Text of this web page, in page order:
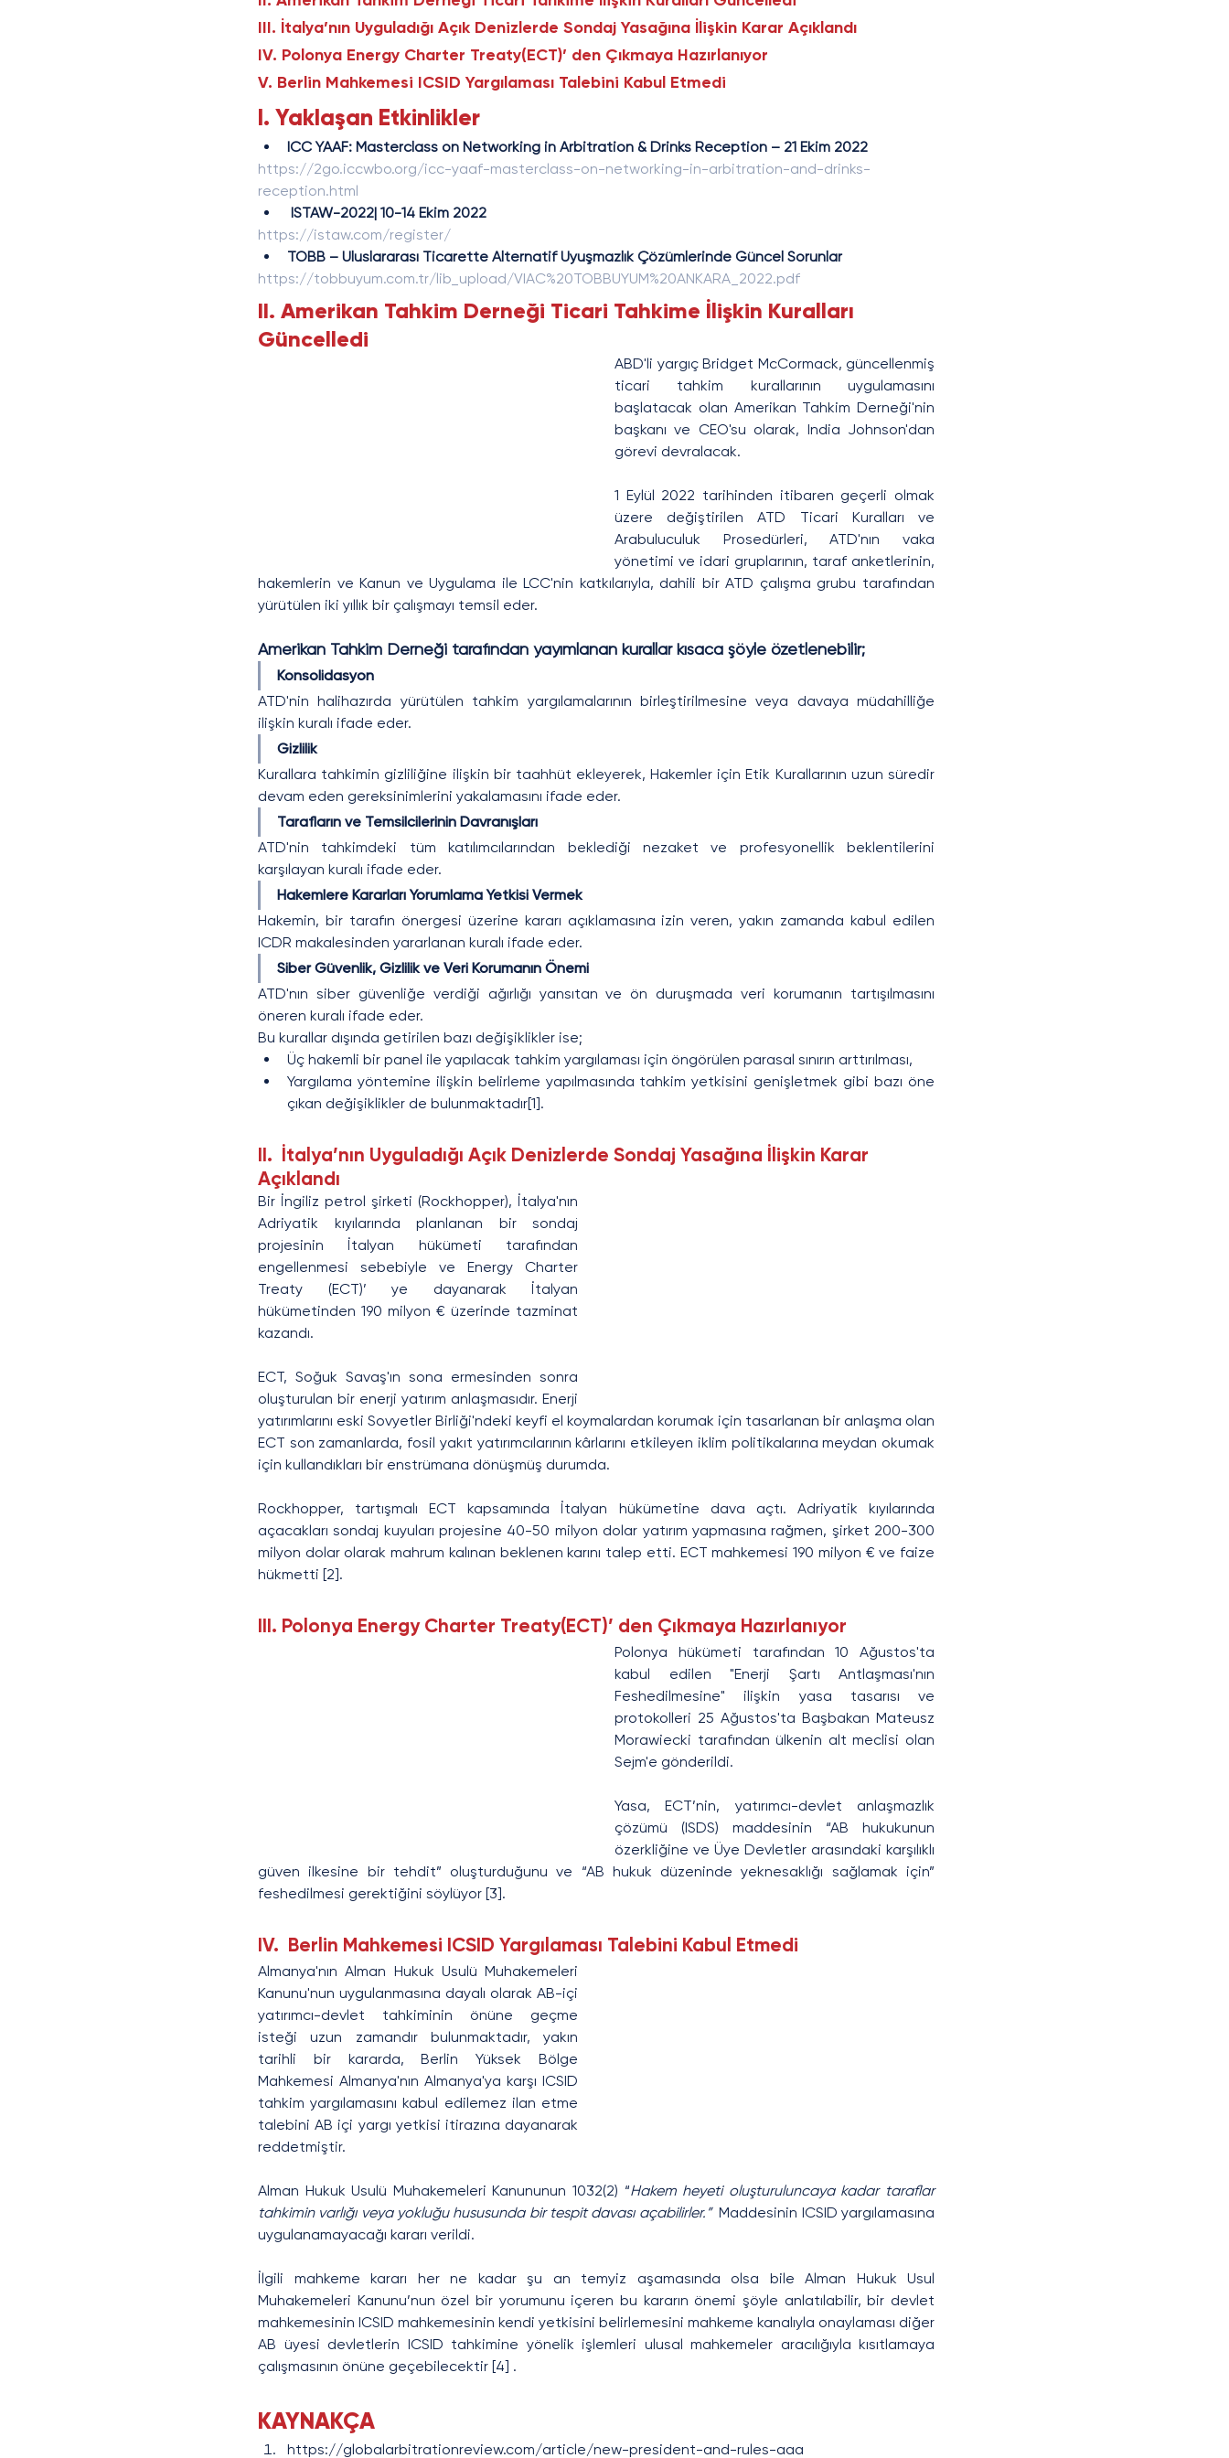
III. İtalya’nın Uyguladığı Açık Denizlerde Sondaj Yasağına İlişkin Karar Açıklandı
IV. Polonya Energy Charter Treaty(ECT)’ den Çıkmaya Hazırlanıyor
V. Berlin Mahkemesi ICSID Yargılaması Talebini Kabul Etmedi
I. Yaklaşan Etkinlikler
ICC YAAF: Masterclass on Networking in Arbitration & Drinks Reception – 21 Ekim 2022
https://2go.iccwbo.org/icc-yaaf-masterclass-on-networking-in-arbitration-and-drinks-
reception.html
ISTAW-2022| 10-14 Ekim 2022
https://istaw.com/register/
TOBB – Uluslararası Ticarette Alternatif Uyuşmazlık Çözümlerinde Güncel Sorunlar
https://tobbuyum.com.tr/lib_upload/VIAC%20TOBBUYUM%20ANKARA_2022.pdf
II. Amerikan Tahkim Derneği Ticari Tahkime İlişkin Kuralları
Güncelledi
ABD'li yargıç Bridget McCormack, güncellenmiş
ticari tahkim kurallarının uygulamasını
başlatacak olan Amerikan Tahkim Derneği'nin
başkanı ve CEO'su olarak, India Johnson'dan
görevi devralacak.
1 Eylül 2022 tarihinden itibaren geçerli olmak
üzere değiştirilen ATD Ticari Kuralları ve
Arabuluculuk Prosedürleri, ATD'nın vaka
yönetimi ve idari gruplarının, taraf anketlerinin,
hakemlerin ve Kanun ve Uygulama ile LCC'nin katkılarıyla, dahili bir ATD çalışma grubu tarafından
yürütülen iki yıllık bir çalışmayı temsil eder.
Amerikan Tahkim Derneği tarafından yayımlanan kurallar kısaca şöyle özetlenebilir;
Konsolidasyon
ATD'nin halihazırda yürütülen tahkim yargılamalarının birleştirilmesine veya davaya müdahilliğe
ilişkin kuralı ifade eder.
Gizlilik
Kurallara tahkimin gizliliğine ilişkin bir taahhüt ekleyerek, Hakemler için Etik Kurallarının uzun süredir
devam eden gereksinimlerini yakalamasını ifade eder.
Tarafların ve Temsilcilerinin Davranışları
ATD'nin tahkimdeki tüm katılımcılarından beklediği nezaket ve profesyonellik beklentilerini
karşılayan kuralı ifade eder.
Hakemlere Kararları Yorumlama Yetkisi Vermek
Hakemin, bir tarafın önergesi üzerine kararı açıklamasına izin veren, yakın zamanda kabul edilen
ICDR makalesinden yararlanan kuralı ifade eder.
Siber Güvenlik, Gizlilik ve Veri Korumanın Önemi
ATD'nın siber güvenliğe verdiği ağırlığı yansıtan ve ön duruşmada veri korumanın tartışılmasını
öneren kuralı ifade eder.
Bu kurallar dışında getirilen bazı değişiklikler ise;
Üç hakemli bir panel ile yapılacak tahkim yargılaması için öngörülen parasal sınırın arttırılması,
Yargılama yöntemine ilişkin belirleme yapılmasında tahkim yetkisini genişletmek gibi bazı öne
çıkan değişiklikler de bulunmaktadır[1].
II.  İtalya’nın Uyguladığı Açık Denizlerde Sondaj Yasağına İlişkin Karar
Açıklandı
Bir İngiliz petrol şirketi (Rockhopper), İtalya'nın
Adriyatik kıyılarında planlanan bir sondaj
projesinin İtalyan hükümeti tarafından
engellenmesi sebebiyle ve Energy Charter
Treaty (ECT)’ ye dayanarak İtalyan
hükümetinden 190 milyon € üzerinde tazminat
kazandı.
ECT, Soğuk Savaş'ın sona ermesinden sonra
oluşturulan bir enerji yatırım anlaşmasıdır. Enerji
yatırımlarını eski Sovyetler Birliği'ndeki keyfi el koymalardan korumak için tasarlanan bir anlaşma olan
ECT son zamanlarda, fosil yakıt yatırımcılarının kârlarını etkileyen iklim politikalarına meydan okumak
için kullandıkları bir enstrümana dönüşmüş durumda.
Rockhopper, tartışmalı ECT kapsamında İtalyan hükümetine dava açtı. Adriyatik kıyılarında
açacakları sondaj kuyuları projesine 40-50 milyon dolar yatırım yapmasına rağmen, şirket 200-300
milyon dolar olarak mahrum kalınan beklenen karını talep etti. ECT mahkemesi 190 milyon € ve faize
hükmetti [2].
III. Polonya Energy Charter Treaty(ECT)’ den Çıkmaya Hazırlanıyor
Polonya hükümeti tarafından 10 Ağustos'ta
kabul edilen "Enerji Şartı Antlaşması'nın
Feshedilmesine" ilişkin yasa tasarısı ve
protokolleri 25 Ağustos'ta Başbakan Mateusz
Morawiecki tarafından ülkenin alt meclisi olan
Sejm'e gönderildi.
Yasa, ECT’nin, yatırımcı-devlet anlaşmazlık
çözümü (ISDS) maddesinin “AB hukukunun
özerkliğine ve Üye Devletler arasındaki karşılıklı
güven ilkesine bir tehdit” oluşturduğunu ve “AB hukuk düzeninde yeknesaklığı sağlamak için”
feshedilmesi gerektiğini söylüyor [3].
IV.  Berlin Mahkemesi ICSID Yargılaması Talebini Kabul Etmedi
Almanya'nın Alman Hukuk Usulü Muhakemeleri
Kanunu'nun uygulanmasına dayalı olarak AB-içi
yatırımcı-devlet tahkiminin önüne geçme
isteği uzun zamandır bulunmaktadır, yakın
tarihli bir kararda, Berlin Yüksek Bölge
Mahkemesi Almanya'nın Almanya'ya karşı ICSID
tahkim yargılamasını kabul edilemez ilan etme
talebini AB içi yargı yetkisi itirazına dayanarak
reddetmiştir.
Alman Hukuk Usulü Muhakemeleri Kanununun 1032(2) “Hakem heyeti oluşturuluncaya kadar taraflar
tahkimin varlığı veya yokluğu hususunda bir tespit davası açabilirler.” Maddesinin ICSID yargılamasına
uygulanamayacağı kararı verildi.
İlgili mahkeme kararı her ne kadar şu an temyiz aşamasında olsa bile Alman Hukuk Usul
Muhakemeleri Kanunu’nun özel bir yorumunu içeren bu kararın önemi şöyle anlatılabilir, bir devlet
mahkemesinin ICSID mahkemesinin kendi yetkisini belirlemesini mahkeme kanalıyla onaylaması diğer
AB üyesi devletlerin ICSID tahkimine yönelik işlemleri ulusal mahkemeler aracılığıyla kısıtlamaya
çalışmasının önüne geçebilecektir [4] .
KAYNAKÇA
https://globalarbitrationreview.com/article/new-president-and-rules-aaa